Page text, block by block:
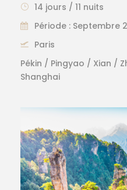
14 jours / 11 nuits
Période : Septembre
Paris
Pékin / Pingyao / Xian /
Shanghai